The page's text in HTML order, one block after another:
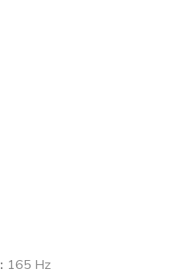
165 Hz